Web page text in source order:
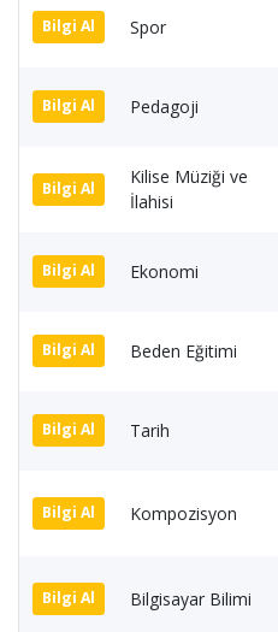
Bilgi Al Spor
Bilgi Al Pedagoji
Bilgi Al
Kilise Müziği ve
İlahisi
Bilgi Al Ekonomi
Bilgi Al Beden Eğitimi
Bilgi Al Tarih
Bilgi Al Kompozisyon
Bilgi Al Bilgisayar Bilimi